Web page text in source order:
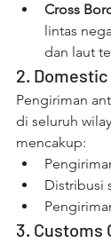
Cross
lintas
dan laut
2.
Pengiriman
di seluruh
mencakup:
Distribusi
3. Customs